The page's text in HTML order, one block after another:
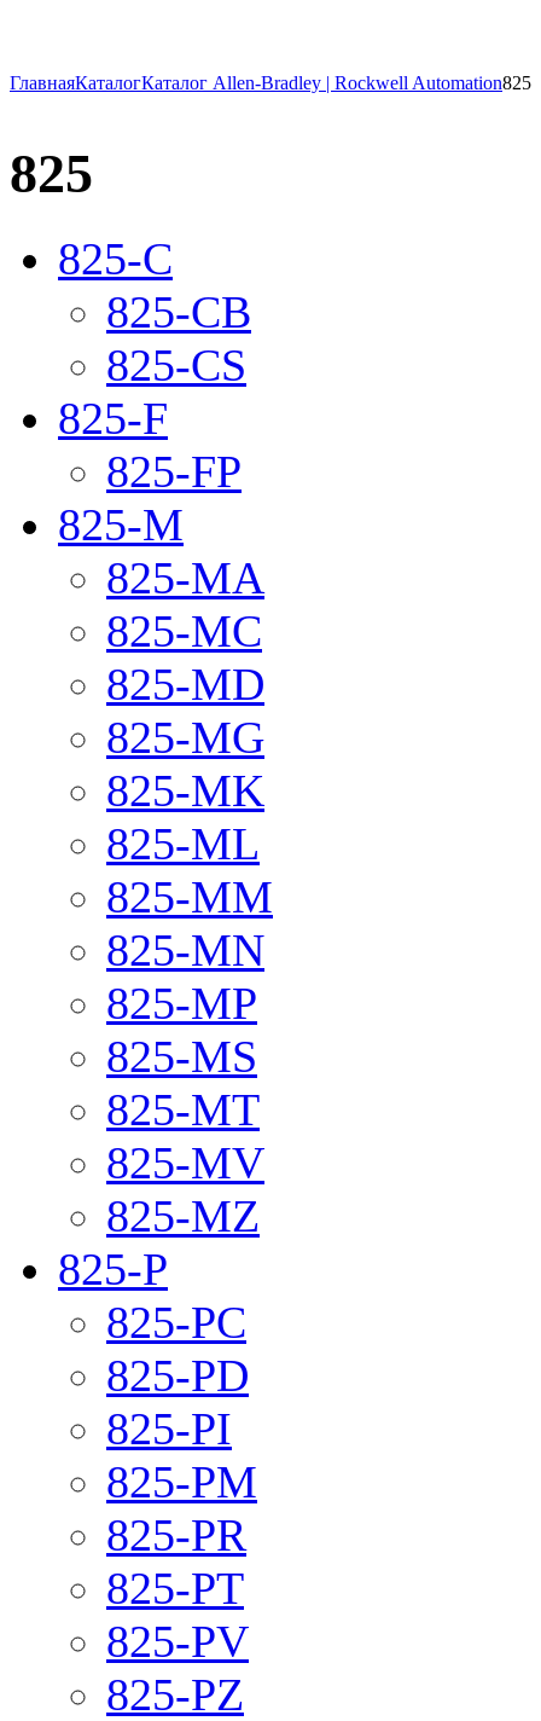
ГлавнаяКаталогКаталог Allen-Bradley | Rockwell Automation825
825
825-C
825-CB
825-CS
825-F
825-FP
825-M
825-MA
825-MC
825-MD
825-MG
825-MK
825-ML
825-MM
825-MN
825-MP
825-MS
825-MT
825-MV
825-MZ
825-P
825-PC
825-PD
825-PI
825-PM
825-PR
825-PT
825-PV
825-PZ